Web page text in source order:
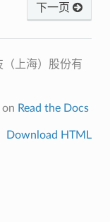
下一页
上海）股份有
on Read the Docs
Download HTML